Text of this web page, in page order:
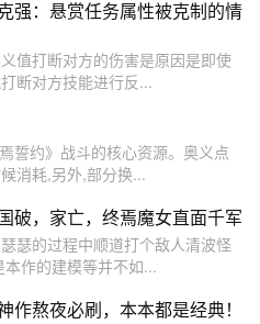
强：悬赏任务属性被克制的情
值打断对方的伤害是原因是即使
断对方技能进行反...
誓约》战斗的核心资源。奥义点
消耗,另外,部分换...
破，家亡，终焉魔女直面千军
瑟的过程中顺道打个敌人清波怪
作的建模等并不如...
熬夜必刷，本本都是经典！